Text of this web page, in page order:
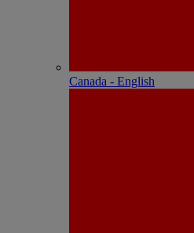
Canada - English